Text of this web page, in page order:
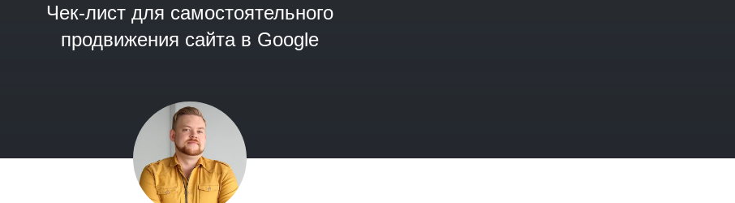
Чек-лист для самостоятельного
продвижения сайта в Google